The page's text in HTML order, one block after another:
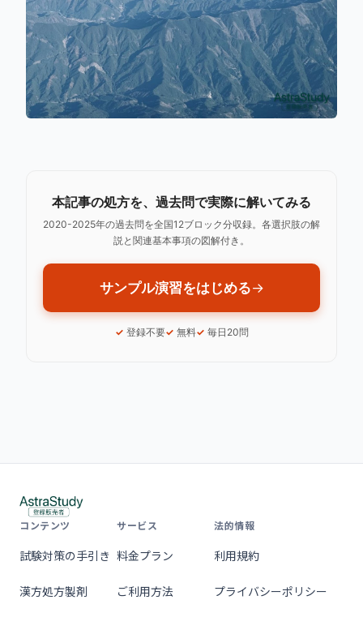
本記事の処方を、過去問で実際に解いてみる
2020-2025年の過去問を全国12ブロック分収録。各選択肢の解
説と関連基本事項の図解付き。
サンプル演習をはじめる→
登録不要 無料 毎日20問
コンテンツ
試験対策の手引き
漢方処方製剤
サービス
料金プラン
ご利用方法
法的情報
利用規約
プライバシーポリシー